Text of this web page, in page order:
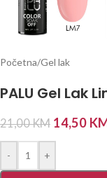
Početna/Gel lak
PALU Gel Lak
21,00KM 14,50
- +